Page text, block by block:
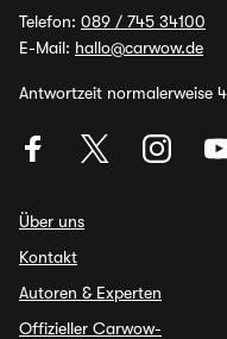
Telefon: 089 / 745 34100
E-Mail: hallo@carwow.de
Antwortzeit normalerweise
Über uns
Kontakt
Autoren & Experten
Offizieller Carwow-